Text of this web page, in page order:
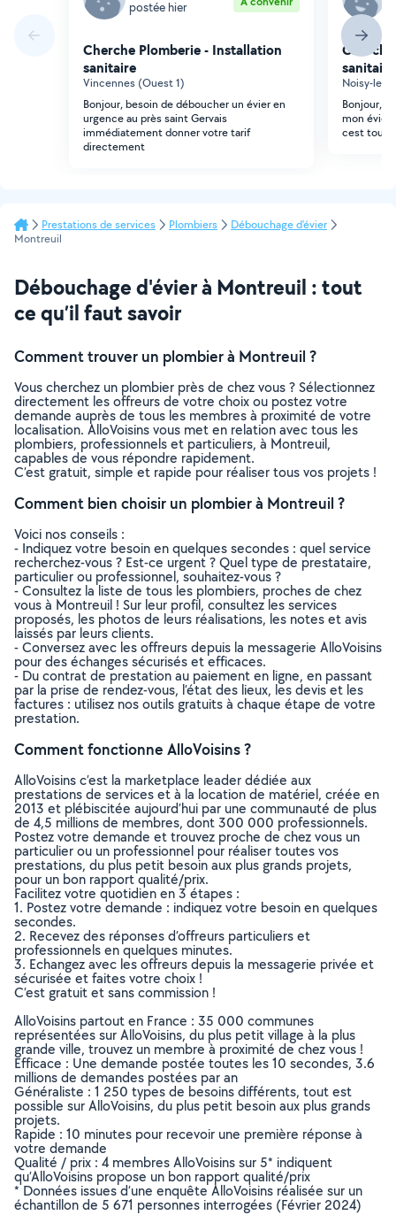
postée hier
Cherche Plomberie - Installation
sanitaire
Vincennes (Ouest 1)
Bonjour, besoin de déboucher un évier en
urgence au près saint Gervais
immédiatement donner votre tarif
directement
sanitaire
Noisy-le-
Bonjour,
mon évier
cest
Prestations de services Plombiers
Débouchage d'évier
Montreuil
Débouchage d'évier à Montreuil : tout
ce qu’il faut savoir
Comment trouver un plombier à Montreuil ?
Vous cherchez un plombier près de chez vous ? Sélectionnez
directement les offreurs de votre choix ou postez votre
demande auprès de tous les membres à proximité de votre
localisation. AlloVoisins vous met en relation avec tous les
plombiers, professionnels et particuliers, à Montreuil,
capables de vous répondre rapidement.
C’est gratuit, simple et rapide pour réaliser tous vos projets !
Comment bien choisir un plombier à Montreuil ?
Voici nos conseils :
- Indiquez votre besoin en quelques secondes : quel service
recherchez-vous ? Est-ce urgent ? Quel type de prestataire,
particulier ou professionnel, souhaitez-vous ?
- Consultez la liste de tous les plombiers, proches de chez
vous à Montreuil ! Sur leur profil, consultez les services
proposés, les photos de leurs réalisations, les notes et avis
laissés par leurs clients.
- Conversez avec les offreurs depuis la messagerie AlloVoisins
pour des échanges sécurisés et efficaces.
- Du contrat de prestation au paiement en ligne, en passant
par la prise de rendez-vous, l’état des lieux, les devis et les
factures : utilisez nos outils gratuits à chaque étape de votre
prestation.
Comment fonctionne AlloVoisins ?
AlloVoisins c’est la marketplace leader dédiée aux
prestations de services et à la location de matériel, créée en
2013 et plébiscitée aujourd’hui par une communauté de plus
de 4,5 millions de membres, dont 300 000 professionnels.
Postez votre demande et trouvez proche de chez vous un
particulier ou un professionnel pour réaliser toutes vos
prestations, du plus petit besoin aux plus grands projets,
pour un bon rapport qualité/prix.
Facilitez votre quotidien en 3 étapes :
1. Postez votre demande : indiquez votre besoin en quelques
secondes.
2. Recevez des réponses d’offreurs particuliers et
professionnels en quelques minutes.
3. Echangez avec les offreurs depuis la messagerie privée et
sécurisée et faites votre choix !
C’est gratuit et sans commission !
AlloVoisins partout en France : 35 000 communes
représentées sur AlloVoisins, du plus petit village à la plus
grande ville, trouvez un membre à proximité de chez vous !
Efficace : Une demande postée toutes les 10 secondes, 3.6
millions de demandes postées par an
Généraliste : 1 250 types de besoins différents, tout est
possible sur AlloVoisins, du plus petit besoin aux plus grands
projets.
Rapide : 10 minutes pour recevoir une première réponse à
votre demande
Qualité / prix : 4 membres AlloVoisins sur 5* indiquent
qu’AlloVoisins propose un bon rapport qualité/prix
* Données issues d’une enquête AlloVoisins réalisée sur un
échantillon de 5 671 personnes interrogées (Février 2024)